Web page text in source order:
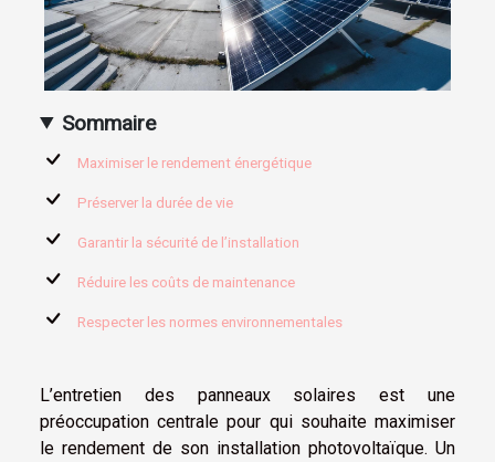
Sommaire
Maximiser le rendement énergétique
Préserver la durée de vie
Garantir la sécurité de l’installation
Réduire les coûts de maintenance
Respecter les normes environnementales
L’entretien des panneaux solaires est une
préoccupation centrale pour qui souhaite maximiser
le rendement de son installation photovoltaïque. Un